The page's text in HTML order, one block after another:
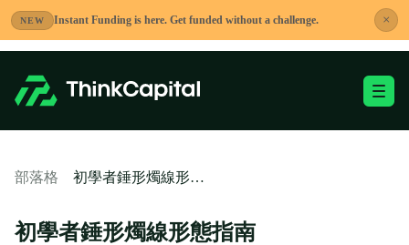
NEW Instant Funding is here. Get funded without a challenge. ×
到
內
切換移動端選單
部落格 初學者錘形燭線形態指南
初學者錘形燭線形態指南